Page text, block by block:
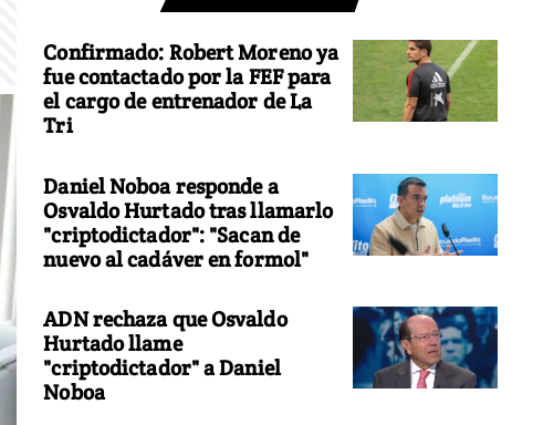
Confirmado: Robert Moreno ya
fue contactado por la FEF para
el cargo de entrenador de La
Tri
Daniel Noboa responde a
Osvaldo Hurtado tras llamarlo
"criptodictador": "Sacan de
nuevo al cadáver en formol"
ADN rechaza que Osvaldo
Hurtado llame
"criptodictador" a Daniel
Noboa